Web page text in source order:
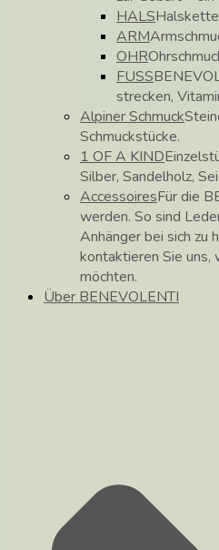
HALS
ARM
OHR
FUSS
strecken,
Alpiner Schmuck
Schmuckstücke.
1 OF A KIND
Silber, Sandelholz,
AccessoiresFür die
werden. So sind
Anhänger bei sich zu
kontaktieren Sie uns,
möchten.
Über BENEVOLENTI